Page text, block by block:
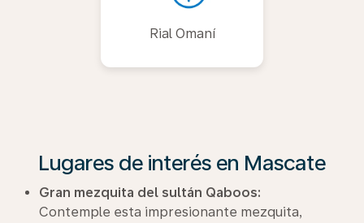
Rial Omaní
Lugares de interés en Mascate
Gran mezquita del sultán Qaboos:
Contemple esta impresionante mezquita,